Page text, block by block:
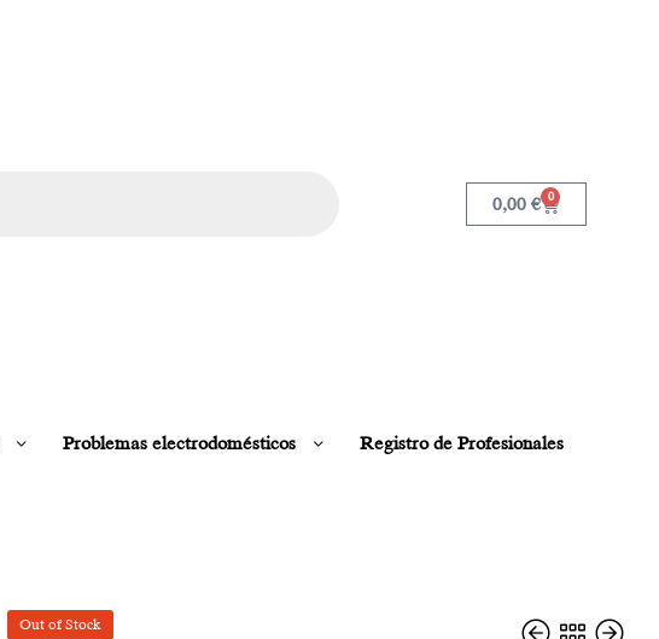
0,00€ 0
Problemas electrodomésticos Registro de Profesionales
Out of Stock